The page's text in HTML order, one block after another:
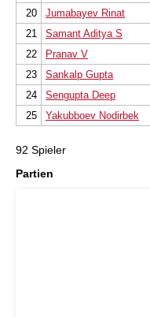
20
Jumabayev Rinat
21
Samant Aditya S
22
Pranav V
23
Sankalp Gupta
24
Sengupta Deep
25
Yakubboev Nodirbek
92 Spieler
Partien